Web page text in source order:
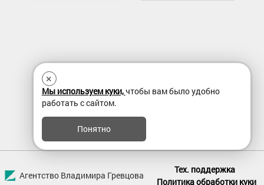
Агентство Владимира Гревцова
Тех. поддержка
Политика обработки куки
×
Мы используем куки,чтобы вам было удобно
работать с сайтом.
Понятно